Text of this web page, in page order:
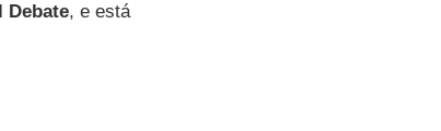
Debate, e está